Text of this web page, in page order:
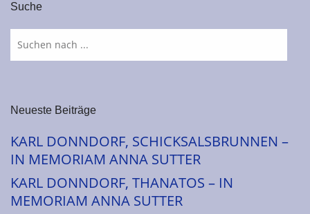
Suche
Neueste Beiträge
KARL DONNDORF, SCHICKSALSBRUNNEN –
IN MEMORIAM ANNA SUTTER
KARL DONNDORF, THANATOS – IN
MEMORIAM ANNA SUTTER